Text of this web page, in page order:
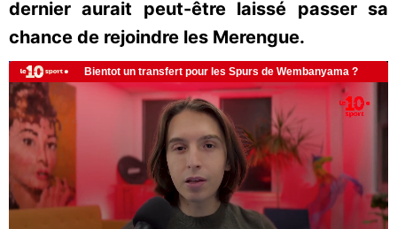
dernier aurait peut-être laissé passer sa
chance de rejoindre les Merengue.